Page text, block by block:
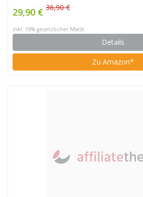
Cappuccino
29,90 € 36,90 €
inkl. 19% gesetzlicher MwSt.
Details
Zu Amazon*